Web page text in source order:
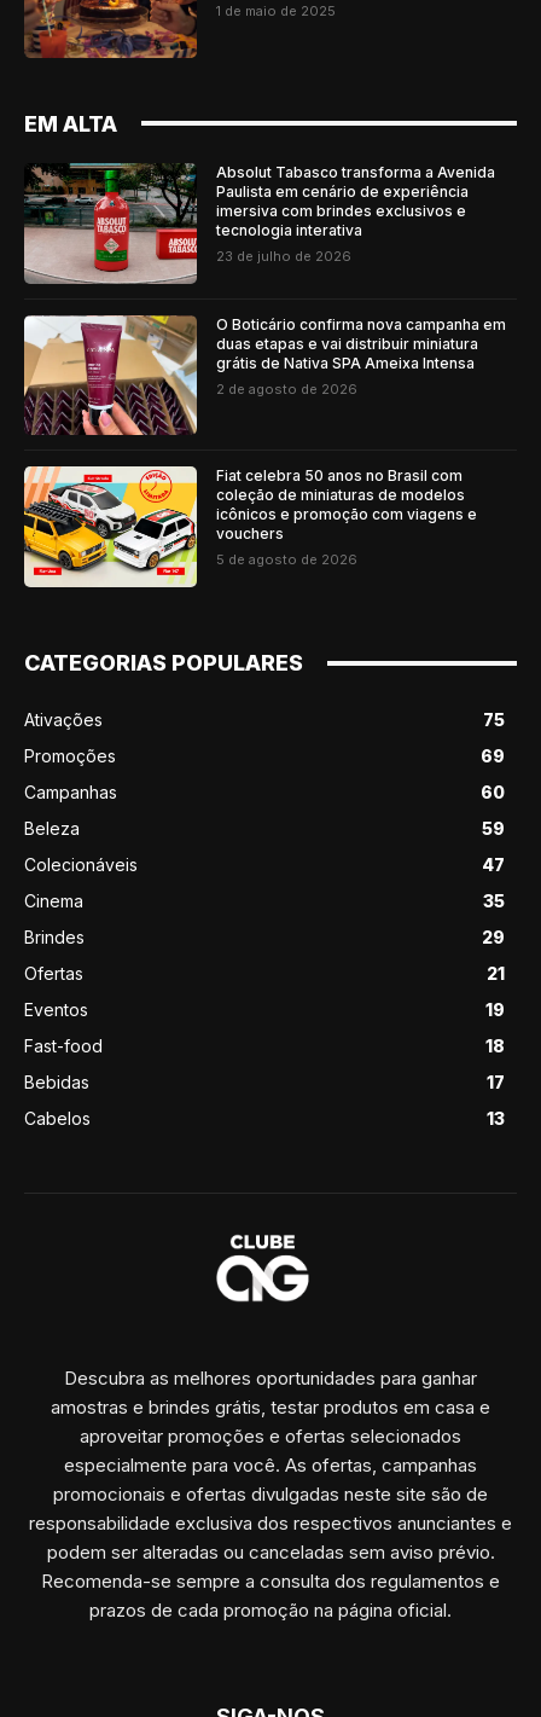
1 de maio de 2025
EM ALTA
Absolut Tabasco transforma a Avenida
Paulista em cenário de experiência
imersiva com brindes exclusivos e
tecnologia interativa
23 de julho de 2026
O Boticário confirma nova campanha em
duas etapas e vai distribuir miniatura
grátis de Nativa SPA Ameixa Intensa
2 de agosto de 2026
Fiat celebra 50 anos no Brasil com
coleção de miniaturas de modelos
icônicos e promoção com viagens e
vouchers
5 de agosto de 2026
CATEGORIAS POPULARES
Ativações
75
Promoções
69
Campanhas
60
Beleza
59
Colecionáveis
47
Cinema
35
Brindes
29
Ofertas
21
Eventos
19
Fast-food
18
Bebidas
17
Cabelos
13
Descubra as melhores oportunidades para ganhar
amostras e brindes grátis, testar produtos em casa e
aproveitar promoções e ofertas selecionados
especialmente para você. As ofertas, campanhas
promocionais e ofertas divulgadas neste site são de
responsabilidade exclusiva dos respectivos anunciantes e
podem ser alteradas ou canceladas sem aviso prévio.
Recomenda-se sempre a consulta dos regulamentos e
prazos de cada promoção na página oficial.